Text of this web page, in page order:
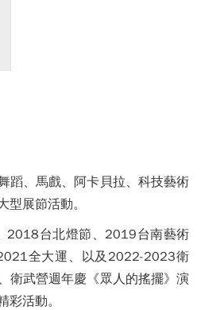
蹈、馬戲、阿卡貝拉、科技藝術
型展節活動。
2018台北燈節、2019台南藝術
全大運、以及2022-2023衛
衛武營週年慶《眾人的搖擺》演
活動。